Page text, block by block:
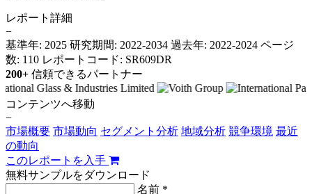
レポート詳細
−
基準年: 2025 研究期間: 2022-2034 過去年: 2022-2024 ページ
数: 110 レポートコード: SR609DR
200+ 信頼できるパートナー
コンテンツへ移動
−
市場概要 市場動向 セグメント分析 地域分析 競争環境 最近
の動向
このレポートを入手
無料サンプルをダウンロード
名前 *